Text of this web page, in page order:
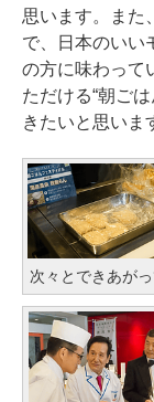
思います。また
で、日本のいい
の方に味わって
ただける“朝ご
きたいと思いま
次々とできあが